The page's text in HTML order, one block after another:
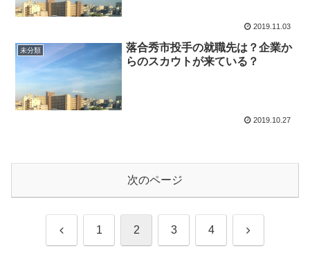
2019.11.03
未分類
落合秀市投手の就職先は？企業か
らのスカウトが来ている？
2019.10.27
次のページ
前 1 2 3 4 次